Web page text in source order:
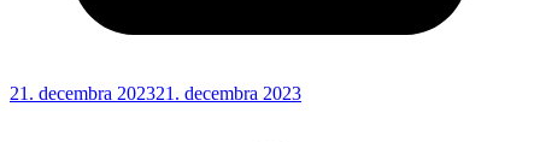
21. decembra 202321. decembra 2023